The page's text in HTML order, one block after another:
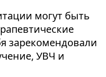
могут быть
зарекомендовали
УВЧ и